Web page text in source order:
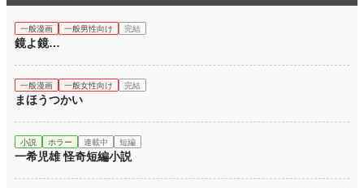
一般漫画 一般男性向け 完結
鏡よ鏡…
一般漫画 一般女性向け 完結
まほうつかい
小説 ホラー 連載中 短編
一希児雄 怪奇短編小説